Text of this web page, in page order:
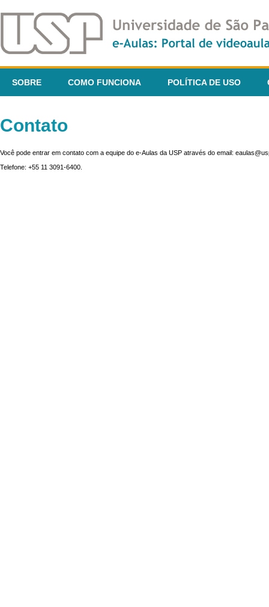
SOBRE COMO FUNCIONA POLÍTICA DE USO
Contato
Você pode entrar em contato com a equipe do e-Aulas da USP através do email:
Telefone: +55 11 3091-6400.